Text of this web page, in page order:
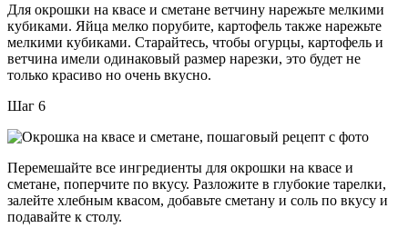
Для окрошки на квасе и сметане ветчину нарежьте мелкими
кубиками. Яйца мелко порубите, картофель также нарежьте
мелкими кубиками. Старайтесь, чтобы огурцы, картофель и
ветчина имели одинаковый размер нарезки, это будет не
только красиво но очень вкусно.
Шаг 6
Перемешайте все ингредиенты для окрошки на квасе и
сметане, поперчите по вкусу. Разложите в глубокие тарелки,
залейте хлебным квасом, добавьте сметану и соль по вкусу и
подавайте к столу.